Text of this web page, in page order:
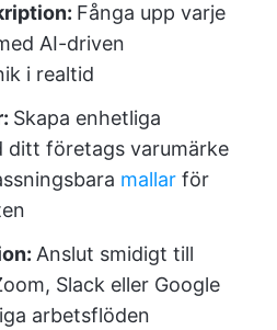
Fånga upp varje
AI-driven
i realtid
Skapa enhetliga
ditt företags varumärke
mallar för
Anslut smidigt till
Slack eller Google
arbetsflöden